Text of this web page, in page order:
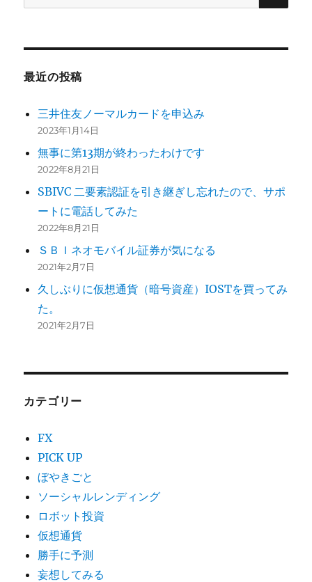
索:
最近の投稿
三井住友ノーマルカードを申込み
2023年1月14日
無事に第13期が終わったわけです
2022年8月21日
SBIVC 二要素認証を引き継ぎし忘れたので、サポ
ートに電話してみた
2022年8月21日
ＳＢＩネオモバイル証券が気になる
2021年2月7日
久しぶりに仮想通貨（暗号資産）IOSTを買ってみ
た。
2021年2月7日
カテゴリー
FX
PICK UP
ぼやきごと
ソーシャルレンディング
ロボット投資
仮想通貨
勝手に予測
妄想してみる